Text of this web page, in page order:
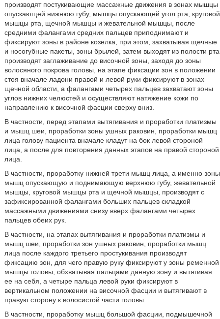
производят постукивающие массажные движения в зонах мышцы
опускающей нижнюю губу, мышцы опускающей угол рта, круговой
мышцы рта, щечной мышцы и жевательной мышцы, после
средними фалангами средних пальцев приподнимают и
фиксируют зоны в районе козелка, при этом, захватывая щечные
и носогубные пакеты, зоны брылей, затем выходят из полости рта
производят заглаживание до височной зоны, заходя до зоны
волосяного покрова головы, на этапе фиксации зон в положении
стоя вначале ладони правой и левой руки фиксируют в зонах
щечной области, а фалангами четырех пальцев захватают зоны
углов нижних челюстей и осуществляют натяжение кожи по
направлению к височной фасции сверху вниз.
В частности, перед этапами вытягивания и проработки платизмы
и мышц шеи, проработки зоны ушных раковин, проработки мышц
лица голову пациента вначале кладут на бок левой стороной
лица, а после для повторения данных этапов на правой стороной
лица.
В частности, проработку нижней трети мышц лица, а именно зоны
мышц опускающую и поднимающую верхнюю губу, жевательной
мышцы, круговой мышцы рта и щечной мышцы, производят с
зафиксированной фалангами больших пальцев складкой
массажными движениями снизу вверх фалангами четырех
пальцев обеих рук.
В частности, на этапах вытягивания и проработки платизмы и
мышц шеи, проработки зон ушных раковин, проработки мышц
лица после каждого третьего простукивания производят
фиксацию зон, для чего правую руку фиксируют у зоны ременной
мышцы головы, обхватывая пальцами данную зону и вытягивая
ее на себя, а четыре пальца левой руки фиксируют в
вертикальном положении на височной фасции и вытягивают в
правую сторону к волосистой части головы.
В частности, проработку мышц большой фасции, подмышечной